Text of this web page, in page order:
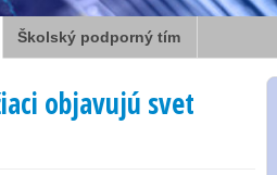
Školský podporný tím
objavujú svet